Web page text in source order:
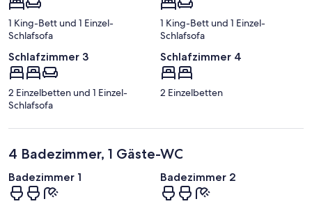
1 King-Bett und 1 Einzel-
Schlafsofa
1 King-Bett und 1 Einzel-
Schlafsofa
Schlafzimmer 3
2 Einzelbetten und 1 Einzel-
Schlafsofa
Schlafzimmer 4
2 Einzelbetten
4 Badezimmer, 1 Gäste-WC
Badezimmer 1 Badezimmer 2